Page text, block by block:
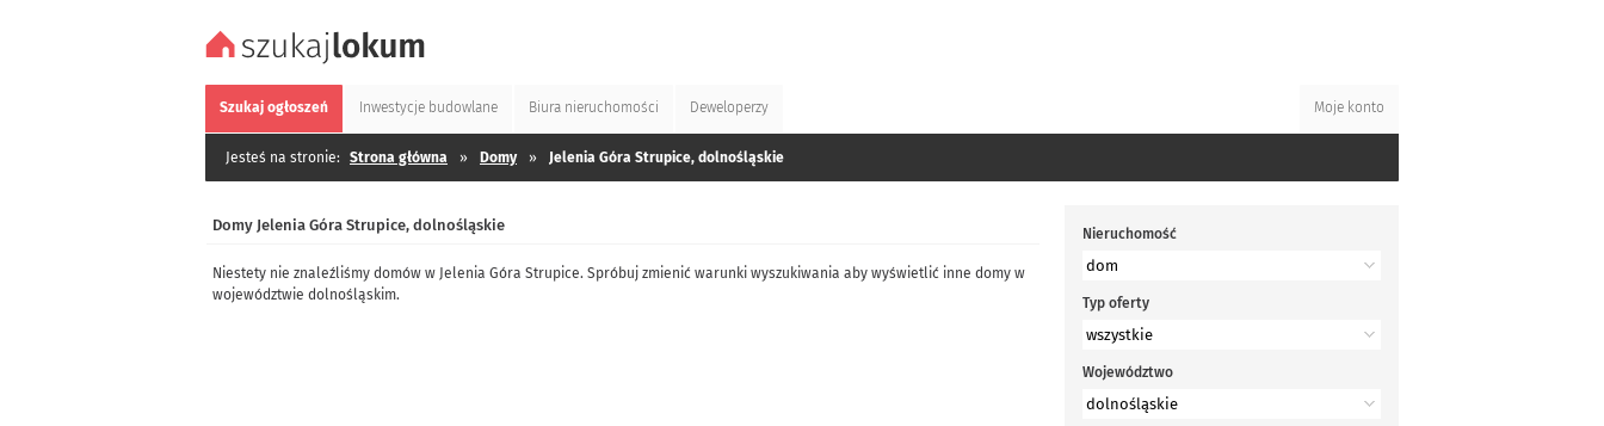
Szukaj ogłoszeń Inwestycje budowlane Biura nieruchomości Deweloperzy Moje konto
Jesteś na stronie: Strona główna » Domy » Jelenia Góra Strupice, dolnośląskie
Domy Jelenia Góra Strupice, dolnośląskie
Niestety nie znaleźliśmy domów w Jelenia Góra Strupice. Spróbuj zmienić warunki wyszukiwania aby wyświetlić inne domy w
województwie dolnośląskim.
Nieruchomość
Typ oferty
Województwo